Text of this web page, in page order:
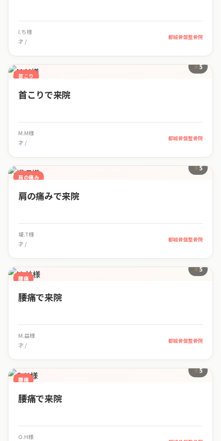
I.ち様
才 /
都城骨盤整骨院
首こり
5
首こりで来院
M.M様
才 /
都城骨盤整骨院
肩の痛み
5
肩の痛みで来院
堤.T様
才 /
都城骨盤整骨院
腰痛
5
腰痛で来院
M.益様
才 /
都城骨盤整骨院
腰痛
5
腰痛で来院
O.H様